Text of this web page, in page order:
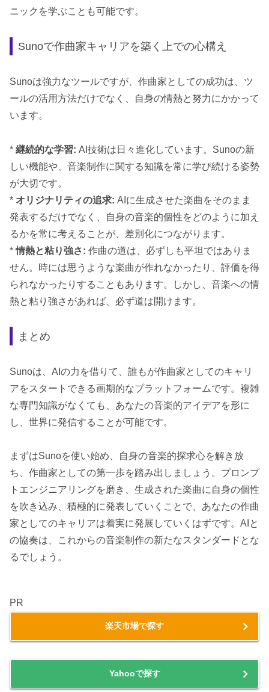
ニックを学ぶことも可能です。
Sunoで作曲家キャリアを築く上での心構え
Sunoは強力なツールですが、作曲家としての成功は、ツ
ールの活用方法だけでなく、自身の情熱と努力にかかって
います。
* 継続的な学習: AI技術は日々進化しています。Sunoの新
しい機能や、音楽制作に関する知識を常に学び続ける姿勢
が大切です。
* オリジナリティの追求: AIに生成させた楽曲をそのまま
発表するだけでなく、自身の音楽的個性をどのように加え
るかを常に考えることが、差別化につながります。
*情熱と粘り強さ: 作曲の道は、必ずしも平坦ではありま
せん。時には思うような楽曲が作れなかったり、評価を得
られなかったりすることもあります。しかし、音楽への情
熱と粘り強さがあれば、必ず道は開けます。
まとめ
Sunoは、AIの力を借りて、誰もが作曲家としてのキャリ
アをスタートできる画期的なプラットフォームです。複雑
な専門知識がなくても、あなたの音楽的アイデアを形に
し、世界に発信することが可能です。
まずはSunoを使い始め、自身の音楽的探求心を解き放
ち、作曲家としての第一歩を踏み出しましょう。プロンプ
トエンジニアリングを磨き、生成された楽曲に自身の個性
を吹き込み、積極的に発表していくことで、あなたの作曲
家としてのキャリアは着実に発展していくはずです。AIと
の協奏は、これからの音楽制作の新たなスタンダードとな
るでしょう。
PR
楽天市場で探す
Yahooで探す